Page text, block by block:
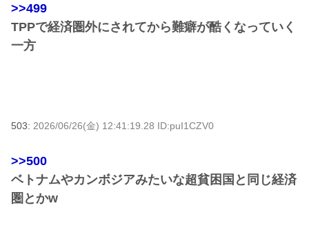
>>499
TPPで経済圏外にされてから難癖が酷くなっていく
一方
503: 2026/06/26(金) 12:41:19.28 ID:puI1CZV0
>>500
ベトナムやカンボジアみたいな超貧困国と同じ経済
圏とかw